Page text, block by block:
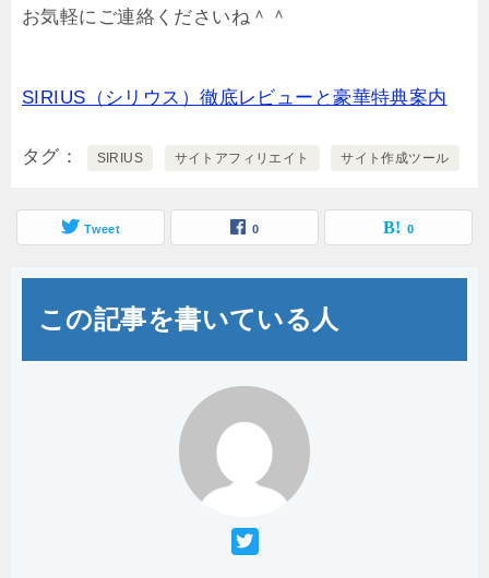
お気軽にご連絡くださいね＾＾
SIRIUS（シリウス）徹底レビューと豪華特典案内
タグ SIRIUS サイトアフィリエイト サイト作成ツール
Tweet 0 0
この記事を書いている人